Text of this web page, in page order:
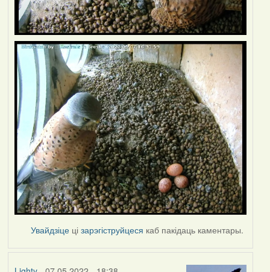
Увайдзіце цізарэгіструйцеся каб пакідаць каментары.